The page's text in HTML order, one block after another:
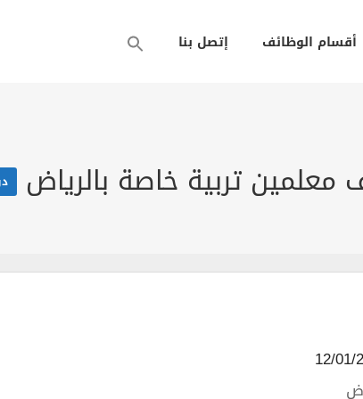
أقسام الوظائف إتصل بنا
تربية خاصة بالرياض